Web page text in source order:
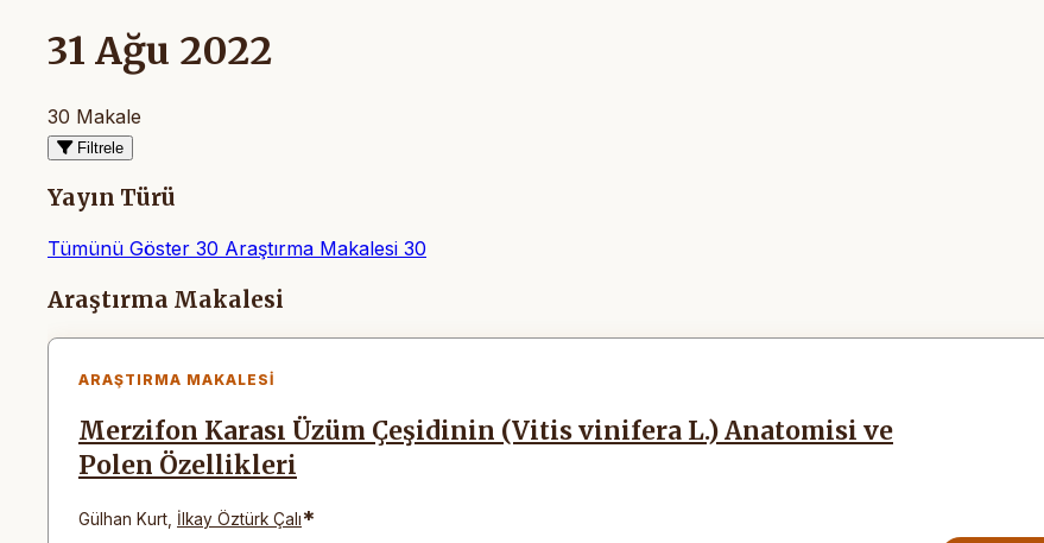
31 Ağu 2022
30 Makale
Filtrele
Yayın Türü
Tümünü Göster 30 Araştırma Makalesi 30
Makaleler
Araştırma Makalesi
ARAŞTIRMA MAKALESI
Merzifon Karası Üzüm Çeşidinin (Vitis vinifera L.) Anatomisi ve
Polen Özellikleri
Gülhan Kurt İlkay Öztürk Çalı*